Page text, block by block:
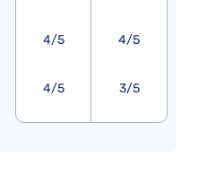
4/5
4/5
4/5
3/5